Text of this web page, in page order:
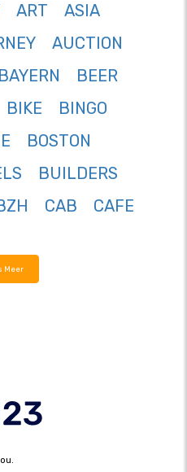
ART
ASIA
AUCTION
BAYERN
BEER
BIKE
BINGO
BOSTON
BUILDERS
CAB
CAFE
Meer